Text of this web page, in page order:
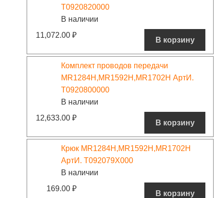
T0920820000
В наличии
11,072.00 ₽
В корзину
Комплект проводов передачи
MR1284H,MR1592H,MR1702H АртИ.
T0920800000
В наличии
12,633.00 ₽
В корзину
Крюк MR1284H,MR1592H,MR1702H
АртИ. T092079X000
В наличии
169.00 ₽
В корзину